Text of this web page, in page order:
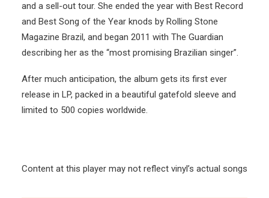
and a sell-out tour. She ended the year with Best Record
and Best Song of the Year knods by Rolling Stone
Magazine Brazil, and began 2011 with The Guardian
describing her as the “most promising Brazilian singer”.
After much anticipation, the album gets its first ever
release in LP, packed in a beautiful gatefold sleeve and
limited to 500 copies worldwide.
Content at this player may not reflect vinyl’s actual songs